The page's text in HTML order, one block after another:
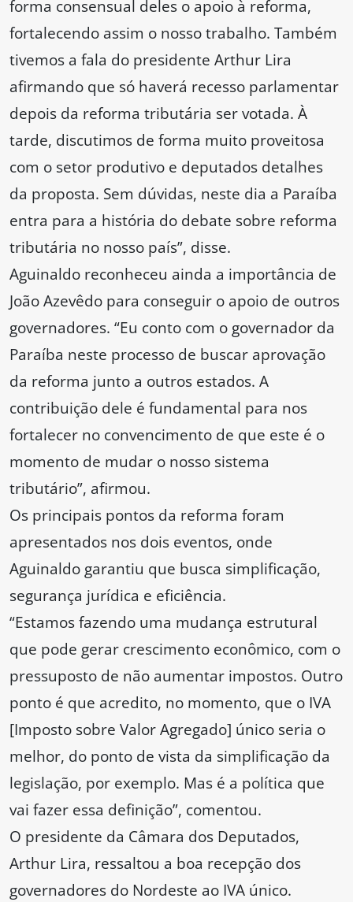
forma consensual deles o apoio à reforma,
fortalecendo assim o nosso trabalho. Também
tivemos a fala do presidente Arthur Lira
afirmando que só haverá recesso parlamentar
depois da reforma tributária ser votada. À
tarde, discutimos de forma muito proveitosa
com o setor produtivo e deputados detalhes
da proposta. Sem dúvidas, neste dia a Paraíba
entra para a história do debate sobre reforma
tributária no nosso país”, disse.
Aguinaldo reconheceu ainda a importância de
João Azevêdo para conseguir o apoio de outros
governadores. “Eu conto com o governador da
Paraíba neste processo de buscar aprovação
da reforma junto a outros estados. A
contribuição dele é fundamental para nos
fortalecer no convencimento de que este é o
momento de mudar o nosso sistema
tributário”, afirmou.
Os principais pontos da reforma foram
apresentados nos dois eventos, onde
Aguinaldo garantiu que busca simplificação,
segurança jurídica e eficiência.
“Estamos fazendo uma mudança estrutural
que pode gerar crescimento econômico, com o
pressuposto de não aumentar impostos. Outro
ponto é que acredito, no momento, que o IVA
[Imposto sobre Valor Agregado] único seria o
melhor, do ponto de vista da simplificação da
legislação, por exemplo. Mas é a política que
vai fazer essa definição”, comentou.
O presidente da Câmara dos Deputados,
Arthur Lira, ressaltou a boa recepção dos
governadores do Nordeste ao IVA único.